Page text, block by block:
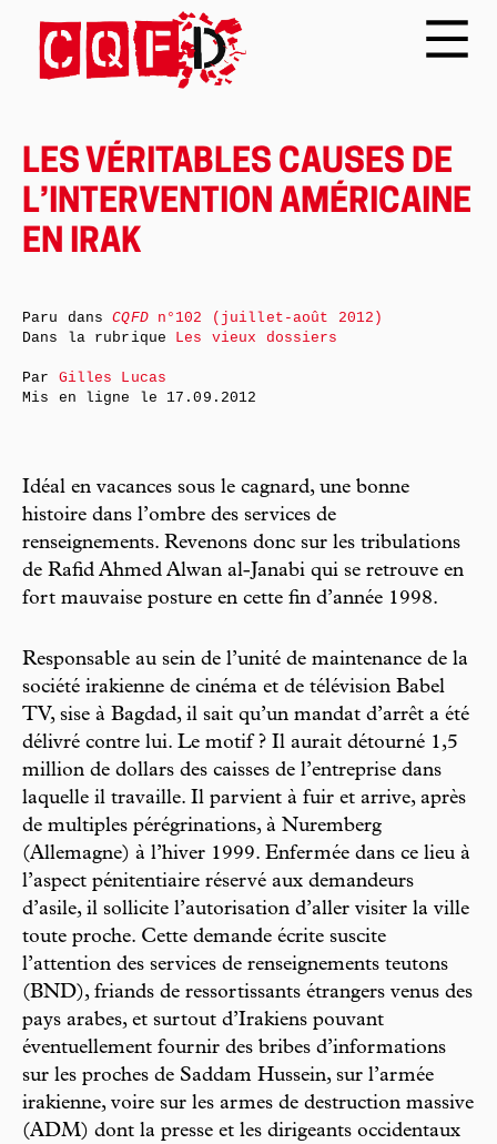
LES VÉRITABLES CAUSES DE
L’INTERVENTION AMÉRICAINE
EN IRAK
Idéal en vacances sous le cagnard, une bonne
histoire dans l’ombre des services de
renseignements. Revenons donc sur les tribulations
de Rafid Ahmed Alwan al-Janabi qui se retrouve en
fort mauvaise posture en cette fin d’année 1998.
Responsable au sein de l’unité de maintenance de la
société irakienne de cinéma et de télévision Babel
TV, sise à Bagdad, il sait qu’un mandat d’arrêt a été
délivré contre lui. Le motif ? Il aurait détourné 1,5
million de dollars des caisses de l’entreprise dans
laquelle il travaille. Il parvient à fuir et arrive, après
de multiples pérégrinations, à Nuremberg
(Allemagne) à l’hiver 1999. Enfermée dans ce lieu à
l’aspect pénitentiaire réservé aux demandeurs
d’asile, il sollicite l’autorisation d’aller visiter la ville
toute proche. Cette demande écrite suscite
l’attention des services de renseignements teutons
(BND), friands de ressortissants étrangers venus des
pays arabes, et surtout d’Irakiens pouvant
éventuellement fournir des bribes d’informations
sur les proches de Saddam Hussein, sur l’armée
irakienne, voire sur les armes de destruction massive
(ADM) dont la presse et les dirigeants occidentaux
Paru dansCQFDn°102 (juillet-août 2012)
Dans la rubrique Les vieux dossiers
Par Gilles Lucas
Mis en ligne le 17.09.2012